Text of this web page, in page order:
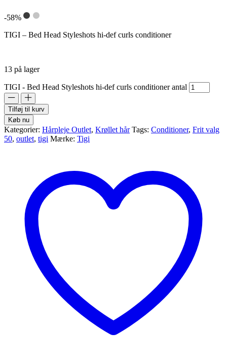
-58%
TIGI – Bed Head Styleshots hi-def curls conditioner
13 på lager
TIGI - Bed Head Styleshots hi-def curls conditioner antal
Tilføj til kurv
Køb nu
Kategorier: Hårpleje Outlet, Krøllet hår Tags: Conditioner, Frit valg
50, outlet, tigi Mærke: Tigi